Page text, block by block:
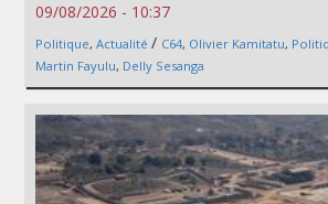
09/08/2026 - 10:37
Politique, Actualité / C64, Olivier Kamitatu,
Martin Fayulu, Delly Sesanga